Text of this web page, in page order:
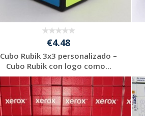
€4.48
Cubo Rubik 3x3 personalizado –
Cubo Rubik con logo como...
Solicitar
presupuesto